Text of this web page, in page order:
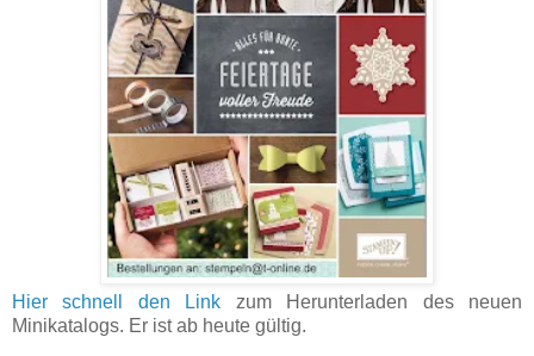
Hier schnell den Link zum Herunterladen des neuen
Minikatalogs. Er ist ab heute gültig.